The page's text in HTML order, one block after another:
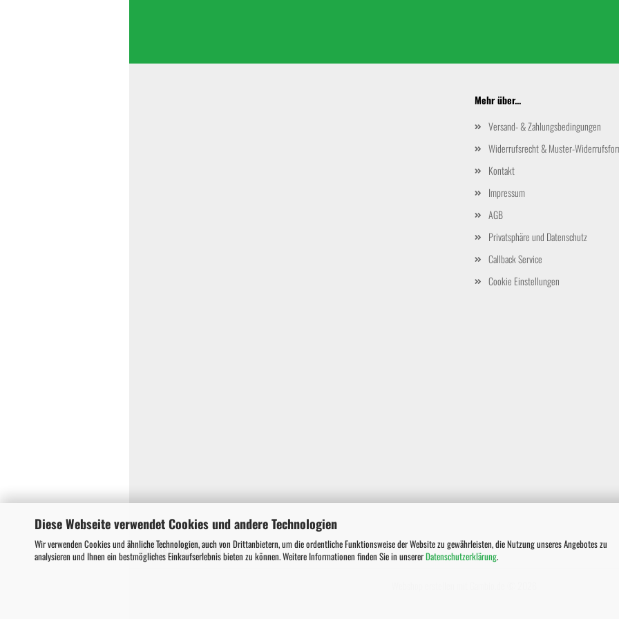
Diese Webseite verwendet Cookies und andere Technologien
Wir verwenden Cookies und ähnliche Technologien, auch von Drittanbietern, um die ordentliche Funktionsweise der Website zu gewährleisten, die Nutzung unseres Angebotes zu
analysieren und Ihnen ein bestmögliches Einkaufserlebnis bieten zu können. Weitere Informationen finden Sie in unsererDatenschutzerklärung.
Mehr über...
Versand- & Zahlungsbedingungen
Widerrufsrecht & Muster-
Kontakt
Impressum
AGB
Privatsphäre und Datenschutz
Callback Service
Cookie Einstellungen
Vertrag widerrufen